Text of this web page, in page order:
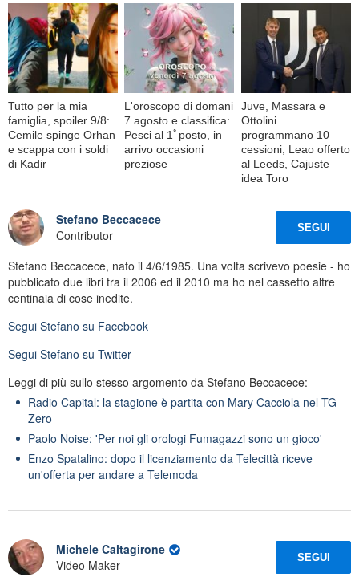
Tutto per la mia
famiglia, spoiler 9/8:
Cemile spinge Orhan
e scappa con i soldi
di Kadir
L'oroscopo di domani
7 agosto e classifica:
Pesci al 1ﾟposto, in
arrivo occasioni
preziose
Juve, Massara e
Ottolini
programmano 10
cessioni, Leao offerto
al Leeds, Cajuste
idea Toro
Stefano Beccacece
Contributor
SEGUI
Stefano Beccacece, nato il 4/6/1985. Una volta scrivevo poesie - ho
pubblicato due libri tra il 2006 ed il 2010 ma ho nel cassetto altre
centinaia di cose inedite.
Segui Stefano su Facebook
Segui Stefano su Twitter
Leggi di più sullo stesso argomento da Stefano Beccacece:
Radio Capital: la stagione è partita con Mary Cacciola nel TG
Zero
Paolo Noise: 'Per noi gli orologi Fumagazzi sono un gioco'
Enzo Spatalino: dopo il licenziamento da Telecittà riceve
un'offerta per andare a Telemoda
Michele Caltagirone
Video Maker
SEGUI